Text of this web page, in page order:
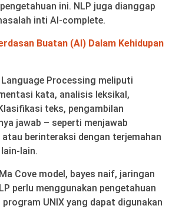
ini. NLP juga dianggap
inti AI-complete.
Buatan (AI) Dalam Kehidupan
Processing meliputi
kata, analisis leksikal,
teks, pengambilan
jawab – seperti menjawab
atau berinteraksi dengan terjemahan
lain.
Cove model, bayes naif, jaringan
perlu menggunakan pengetahuan
UNIX yang dapat digunakan